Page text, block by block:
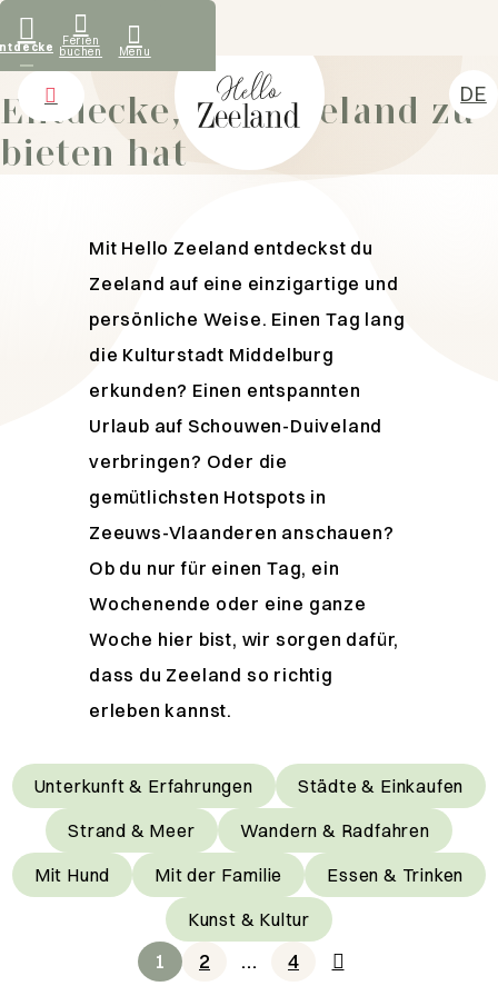
Unterkuenfte
Vermieten
Über uns
Kontakt
Ferien
buchen Menu
Was unsere Gäste sagen
DE
BLOGS
Entdecke, was Zeeland zu
bieten hat
Mit Hello Zeeland entdeckst du
Zeeland auf eine einzigartige und
persönliche Weise. Einen Tag lang
die Kulturstadt Middelburg
erkunden? Einen entspannten
Urlaub auf Schouwen-Duiveland
verbringen? Oder die
gemütlichsten Hotspots in
Zeeuws-Vlaanderen anschauen?
Ob du nur für einen Tag, ein
Wochenende oder eine ganze
Woche hier bist, wir sorgen dafür,
dass du Zeeland so richtig
erleben kannst.
Unterkunft & Erfahrungen
Städte & Einkaufen
Strand & Meer
Wandern & Radfahren
Mit Hund
Mit der Familie
Essen & Trinken
Kunst & Kultur
UNSERE TIPPS FÜR BESONDERE
1 2 … 4